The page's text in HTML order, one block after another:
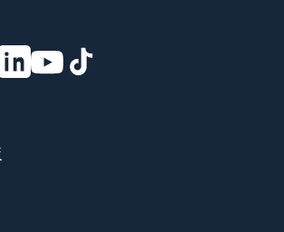
中打开）
窗口中打开）
在新窗口中打开）
（在新窗口中打开）
（在新窗口中打开）